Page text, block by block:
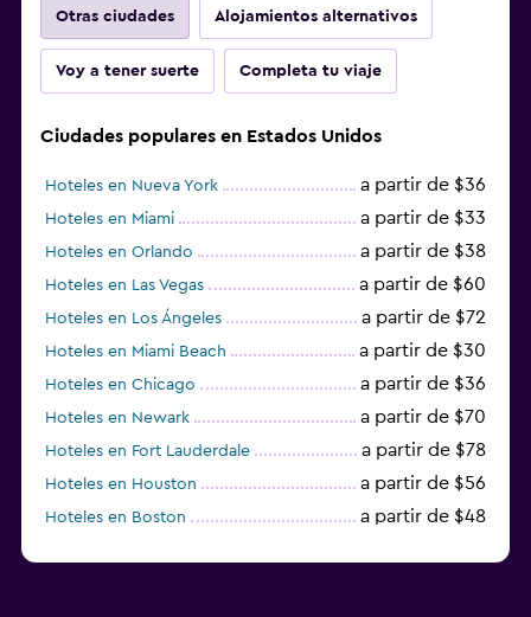
Otras ciudades Alojamientos alternativos
Voy a tener suerte Completa tu viaje
Ciudades populares en Estados Unidos
Hoteles en Nueva York a partir de $36
Hoteles en Miami a partir de $33
Hoteles en Orlando a partir de $38
Hoteles en Las Vegas a partir de $60
Hoteles en Los Ángeles a partir de $72
Hoteles en Miami Beach a partir de $30
Hoteles en Chicago a partir de $36
Hoteles en Newark a partir de $70
Hoteles en Fort Lauderdale a partir de $78
Hoteles en Houston a partir de $56
Hoteles en Boston a partir de $48